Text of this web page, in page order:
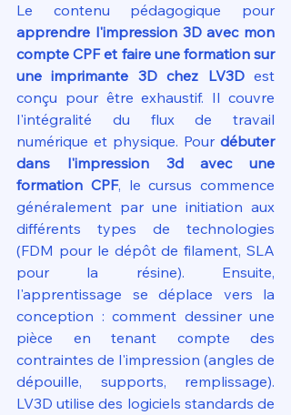
apprendre l'impression 3D avec mon
compte CPF et faire une formation sur
une imprimante 3D chez LV3D est
conçu pour être exhaustif. Il couvre
l'intégralité du flux de travail
numérique et physique. Pour débuter
dans l'impression 3d avec une
formation CPF, le cursus commence
généralement par une initiation aux
différents types de technologies
(FDM pour le dépôt de filament, SLA
pour la résine). Ensuite,
l'apprentissage se déplace vers la
conception : comment dessiner une
pièce en tenant compte des
contraintes de l'impression (angles de
dépouille, supports, remplissage).
LV3D utilise des logiciels standards de